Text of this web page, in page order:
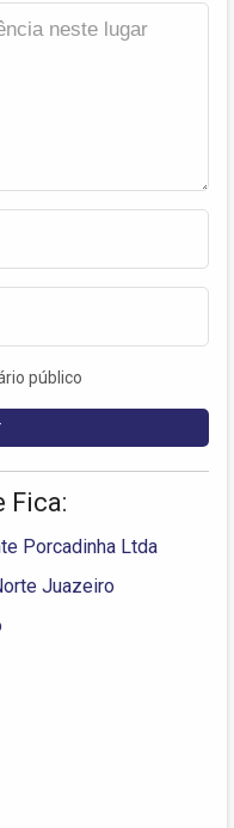
público
Fica:
Porcadinha Ltda
Juazeiro